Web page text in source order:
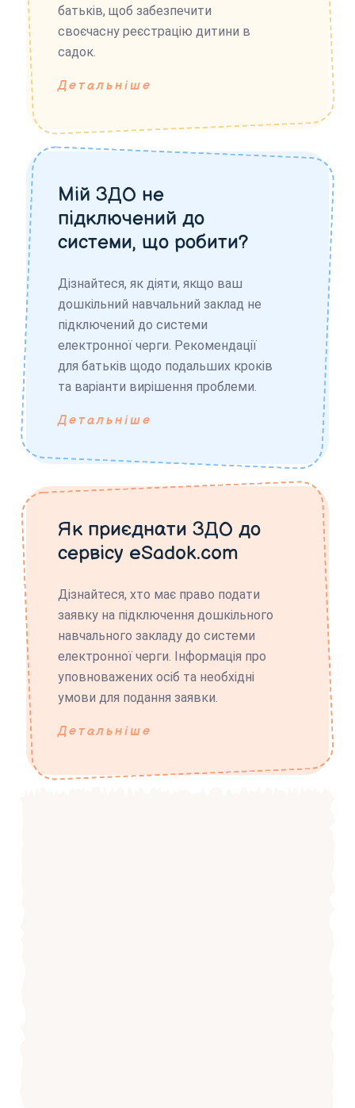
батьків, щоб забезпечити
своєчасну реєстрацію дитини в
садок.
Детальніше
Мій ЗДО не
підключений до
системи, що робити?
Дізнайтеся, як діяти, якщо ваш
дошкільний навчальний заклад не
підключений до системи
електронної черги. Рекомендації
для батьків щодо подальших кроків
та варіанти вирішення проблеми.
Детальніше
Як приєднати ЗДО до
сервісу eSadok.com
Дізнайтеся, хто має право подати
заявку на підключення дошкільного
навчального закладу до системи
електронної черги. Інформація про
уповноважених осіб та необхідні
умови для подання заявки.
Детальніше